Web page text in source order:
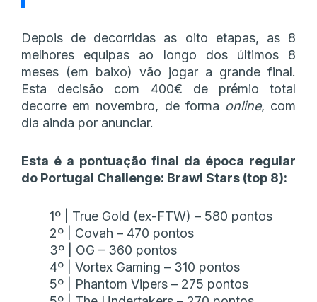
Depois de decorridas as oito etapas, as 8
melhores equipas ao longo dos últimos 8
meses (em baixo) vão jogar a grande final.
Esta decisão com 400€ de prémio total
decorre em novembro, de forma online, com
dia ainda por anunciar.
Esta é a pontuação final da época regular
do Portugal Challenge: Brawl Stars (top 8):
1º | True Gold (ex-FTW) – 580 pontos
2º | Covah – 470 pontos
3º | OG – 360 pontos
4º | Vortex Gaming – 310 pontos
5º | Phantom Vipers – 275 pontos